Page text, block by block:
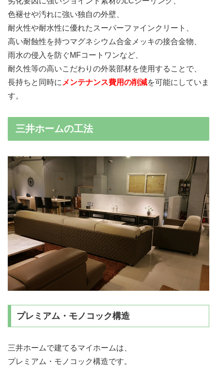
色褪せや汚れに強い独自の外壁、
耐火性や耐水性に優れたスーパーファインクリート、
高い耐蝕性を持つマグネシウム合金メッキの接合金物、
雨水の侵入を防ぐMFコートワンなど、
耐久性等の高いこだわりの外装部材を使用することで、
長持ちと同時に メンテナンス費用の削減を可能にしていま
す。
三井ホームの工法
プレミアム・モノコック構造
三井ホームで建てるマイホームは、
プレミアム・モノコック構造です。